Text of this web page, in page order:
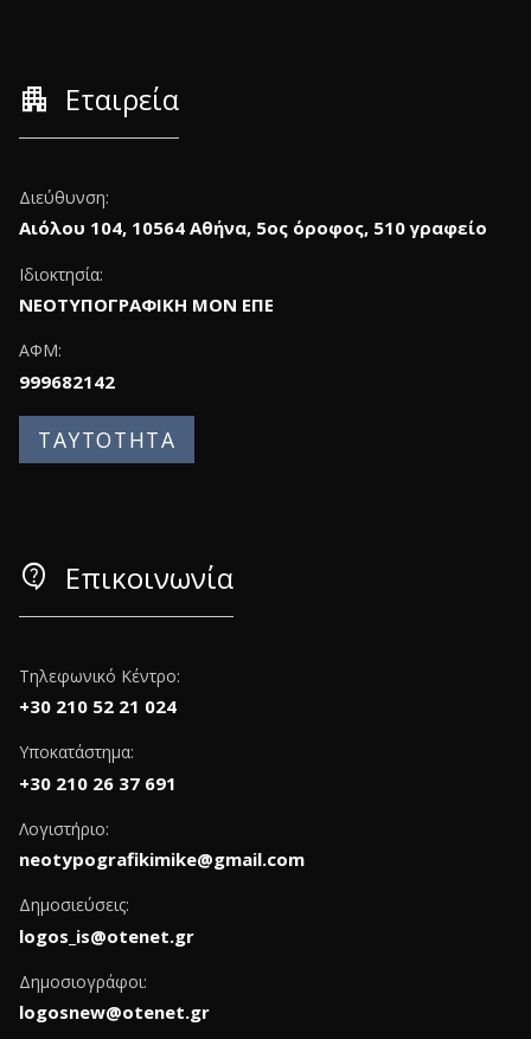
apartment Εταιρεία
Διεύθυνση:
Αιόλου 104, 10564 Αθήνα, 5ος όροφος, 510 γραφείο
Ιδιοκτησία:
ΝΕΟΤΥΠΟΓΡΑΦΙΚΗ ΜΟΝ ΕΠΕ
ΑΦΜ:
999682142
ΤΑΥΤΟΤΗΤΑ
contact_support Επικοινωνία
Τηλεφωνικό Κέντρο:
+30 210 52 21 024
Υποκατάστημα:
+30 210 26 37 691
Λογιστήριο:
neotypografikimike@gmail.com
Δημοσιεύσεις:
logos_is@otenet.gr
Δημοσιογράφοι:
logosnew@otenet.gr